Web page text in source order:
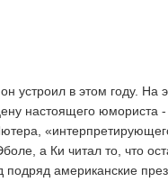
устроил в этом году. На
настоящего юмориста
а Ки читал то, что
американские